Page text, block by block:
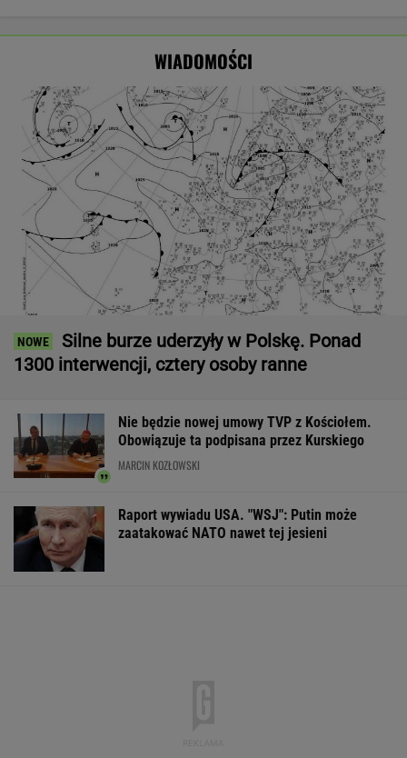
WIADOMOŚCI
Silne burze uderzyły w Polskę. Ponad
1300 interwencji, cztery osoby ranne
Nie będzie nowej umowy TVP z Kościołem.
Obowiązuje ta podpisana przez Kurskiego
MARCIN KOZŁOWSKI
Raport wywiadu USA. "WSJ": Putin może
zaatakować NATO nawet tej jesieni